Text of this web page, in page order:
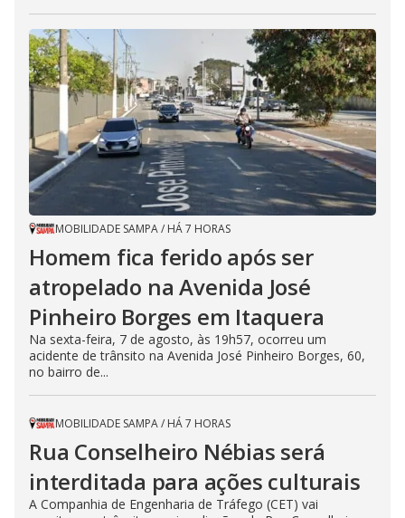
MOBILIDADE SAMPA/ HÁ 7 HORAS
Homem fica ferido após ser
atropelado na Avenida José
Pinheiro Borges em Itaquera
Na sexta-feira, 7 de agosto, às 19h57, ocorreu um
acidente de trânsito na Avenida José Pinheiro Borges, 60,
no bairro de...
MOBILIDADE SAMPA/ HÁ 7 HORAS
Rua Conselheiro Nébias será
interditada para ações culturais
A Companhia de Engenharia de Tráfego (CET) vai